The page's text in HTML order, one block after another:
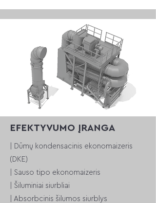
EFEKTYVUMO ĮRANGA
| Dūmų kondensacinis ekonomaizeris
(DKE)
| Sauso tipo ekonomaizeris
| Šiluminiai siurbliai
| Absorbcinis šilumos siurblys